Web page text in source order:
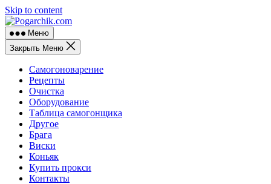
Skip to content
Меню
Закрыть Меню
Самогоноварение
Рецепты
Очистка
Оборудование
Таблица самогонщика
Другое
Брага
Виски
Коньяк
Купить прокси
Контакты